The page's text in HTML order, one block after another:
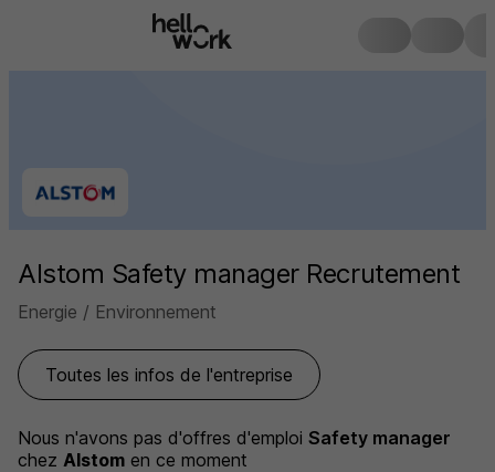
Alstom Safety manager Recrutement
Energie / Environnement
Toutes les infos de l'entreprise
Nous n'avons pas d'offres d'emploi Safety manager
chez Alstom en ce moment